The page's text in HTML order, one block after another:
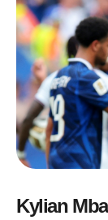
Kylian